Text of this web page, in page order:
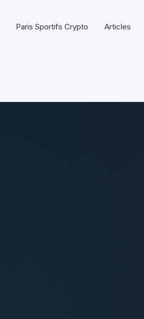
Paris Sportifs Crypto Articles